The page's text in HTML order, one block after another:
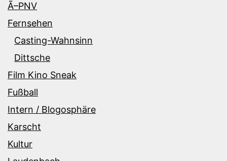
Ã–PNV
Fernsehen
Casting-Wahnsinn
Dittsche
Film Kino Sneak
Fußball
Intern / Blogosphäre
Karscht
Kultur